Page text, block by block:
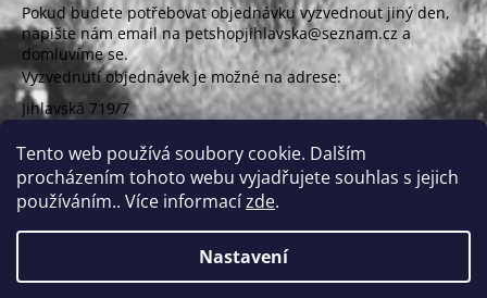
Tento web používá soubory cookie. Dalším
procházením tohoto webu vyjadřujete souhlas s jejich
používáním.. Více informacízde.
Nastavení
Pokud budete potřebovat objednávku vyzvednout jiný den,
napište nám email na petshopjihlavska@seznam.cz a
domluvíme se.
Vyzvednutí objednávek je možné na adrese:
Jihlavská 719/7
(vchod z ulice Uzbecká)